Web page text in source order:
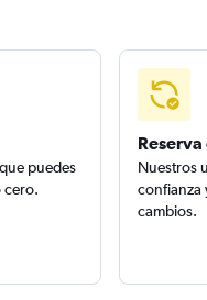
puedes
cero.
Nuestros
confianza
cambios.